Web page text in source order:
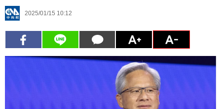
2025/01/15 10:12